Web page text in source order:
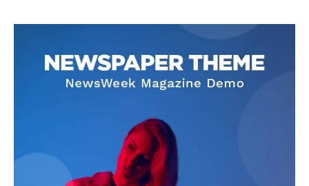
AIN NEWS 1
Contact Us